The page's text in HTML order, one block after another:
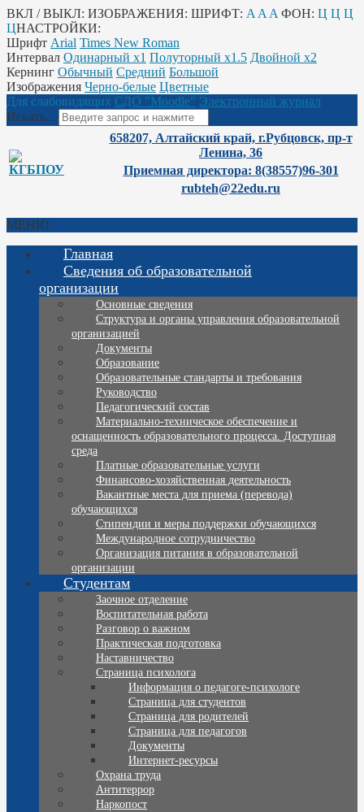
ВКЛ / ВЫКЛ: ИЗОБРАЖЕНИЯ: ШРИФТ: A A A ФОН: Ц Ц Ц
ЦНАСТРОЙКИ:
Шрифт Arial Times New Roman
Интервал Одинарный х1 Полуторный х1.5 Двойной х2
Кернинг Обычный Средний Большой
Изображения Черно-белые Цветные
Для слабовидящих СДО "Moodle" Электронный журнал
Искать...
658207, Алтайский край, г.Рубцовск, пр-т
Ленина, 36
Приемная директора: 8(38557)96-301
rubteh@22edu.ru
МЕНЮ
Главная
Сведения об образовательной
организации
Основные сведения
Структура и органы управления образовательной
организацией
Документы
Образование
Образовательные стандарты и требования
Руководство
Педагогический состав
Материально-техническое обеспечение и
оснащенность образовательного процесса. Доступная
среда
Платные образовательные услуги
Финансово-хозяйственная деятельность
Вакантные места для приема (перевода)
обучающихся
Стипендии и меры поддержки обучающихся
Международное сотрудничество
Организация питания в образовательной
организации
Студентам
Заочное отделение
Воспитательная работа
Разговор о важном
Практическая подготовка
Наставничество
Страница психолога
Информация о педагоге-психологе
Страница для студентов
Страница для родителей
Страница для педагогов
Документы
Интернет-ресурсы
Охрана труда
Антитеррор
Наркопост